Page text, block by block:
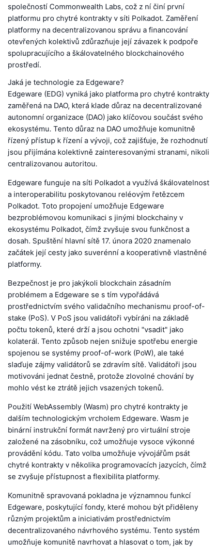
společností Commonwealth Labs, což z ní činí první
platformu pro chytré kontrakty v síti Polkadot. Zaměření
platformy na decentralizovanou správu a financování
otevřených kolektivů zdůrazňuje její závazek k podpoře
spolupracujícího a škálovatelného blockchainového
prostředí.
Jaká je technologie za Edgeware?
Edgeware (EDG) vyniká jako platforma pro chytré kontrakty
zaměřená na DAO, která klade důraz na decentralizované
autonomní organizace (DAO) jako klíčovou součást svého
ekosystému. Tento důraz na DAO umožňuje komunitně
řízený přístup k řízení a vývoji, což zajišťuje, že rozhodnutí
jsou přijímána kolektivně zainteresovanými stranami, nikoli
centralizovanou autoritou.
Edgeware funguje na síti Polkadot a využívá škálovatelnost
a interoperabilitu poskytovanou reléovým řetězcem
Polkadot. Toto propojení umožňuje Edgeware
bezproblémovou komunikaci s jinými blockchainy v
ekosystému Polkadot, čímž zvyšuje svou funkčnost a
dosah. Spuštění hlavní sítě 17. února 2020 znamenalo
začátek její cesty jako suverénní a kooperativně vlastněné
platformy.
Bezpečnost je pro jakýkoli blockchain zásadním
problémem a Edgeware se s tím vypořádává
prostřednictvím svého validačního mechanismu proof-of-
stake (PoS). V PoS jsou validátoři vybíráni na základě
počtu tokenů, které drží a jsou ochotni "vsadit" jako
kolaterál. Tento způsob nejen snižuje spotřebu energie
spojenou se systémy proof-of-work (PoW), ale také
slaďuje zájmy validátorů se zdravím sítě. Validátoři jsou
motivováni jednat čestně, protože zlovolné chování by
mohlo vést ke ztrátě jejich vsazených tokenů.
Použití WebAssembly (Wasm) pro chytré kontrakty je
dalším technologickým vrcholem Edgeware. Wasm je
binární instrukční formát navržený pro virtuální stroje
založené na zásobníku, což umožňuje vysoce výkonné
provádění kódu. Tato volba umožňuje vývojářům psát
chytré kontrakty v několika programovacích jazycích, čímž
se zvyšuje přístupnost a flexibilita platformy.
Komunitně spravovaná pokladna je významnou funkcí
Edgeware, poskytující fondy, které mohou být přiděleny
různým projektům a iniciativám prostřednictvím
decentralizovaného návrhového systému. Tento systém
umožňuje komunitě navrhovat a hlasovat o tom, jak by